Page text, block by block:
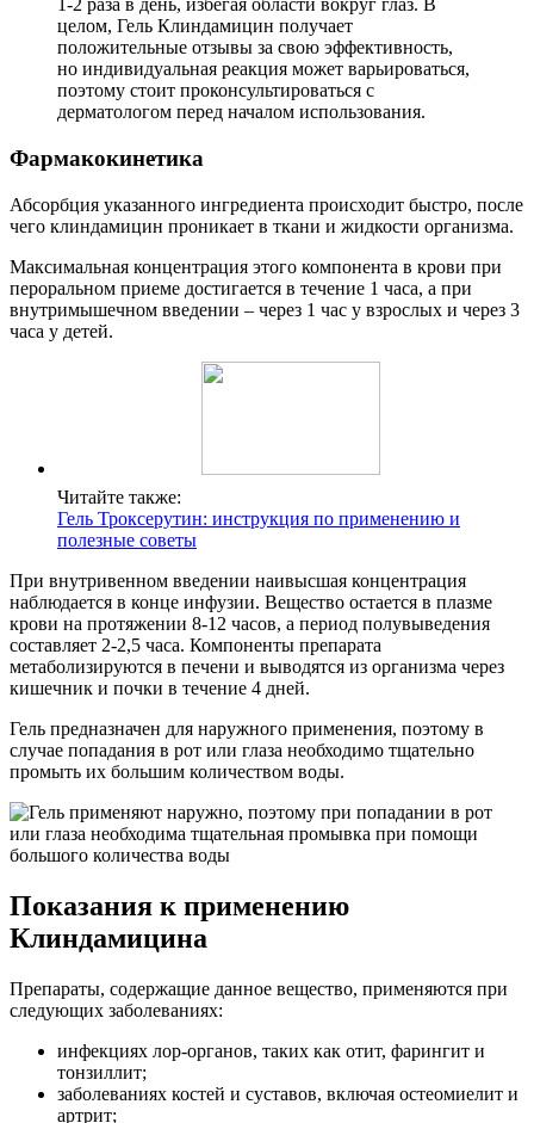
1-2 раза в день, избегая области вокруг глаз. В
целом, Гель Клиндамицин получает
положительные отзывы за свою эффективность,
но индивидуальная реакция может варьироваться,
поэтому стоит проконсультироваться с
дерматологом перед началом использования.
Фармакокинетика
Абсорбция указанного ингредиента происходит быстро, после
чего клиндамицин проникает в ткани и жидкости организма.
Максимальная концентрация этого компонента в крови при
пероральном приеме достигается в течение 1 часа, а при
внутримышечном введении – через 1 час у взрослых и через 3
часа у детей.
Читайте также:
Гель Троксерутин: инструкция по применению и
полезные советы
При внутривенном введении наивысшая концентрация
наблюдается в конце инфузии. Вещество остается в плазме
крови на протяжении 8-12 часов, а период полувыведения
составляет 2-2,5 часа. Компоненты препарата
метаболизируются в печени и выводятся из организма через
кишечник и почки в течение 4 дней.
Гель предназначен для наружного применения, поэтому в
случае попадания в рот или глаза необходимо тщательно
промыть их большим количеством воды.
Показания к применению
Клиндамицина
Препараты, содержащие данное вещество, применяются при
следующих заболеваниях:
инфекциях лор-органов, таких как отит, фарингит и
тонзиллит;
заболеваниях костей и суставов, включая остеомиелит и
артрит;